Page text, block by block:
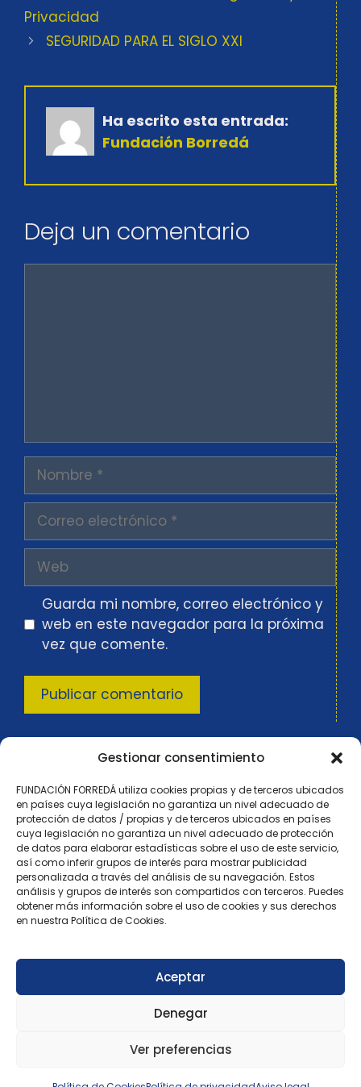
Gestionar consentimiento
FUNDACIÓN FORREDÁ utiliza cookies propias y de terceros ubicados
en países cuya legislación no garantiza un nivel adecuado de
protección de datos / propias y de terceros ubicados en países
cuya legislación no garantiza un nivel adecuado de protección
de datos para elaborar estadísticas sobre el uso de este servicio,
así como inferir grupos de interés para mostrar publicidad
personalizada a través del análisis de su navegación. Estos
análisis y grupos de interés son compartidos con terceros. Puedes
obtener más información sobre el uso de cookies y sus derechos
en nuestra Política de Cookies.
Aceptar
Denegar
Ver preferencias
Privacidad
SEGURIDAD PARA EL SIGLO XXI
Ha escrito esta entrada:
Fundación Borredá
Deja un comentario
Nombre
Correo
electrónico
Web
Guarda mi nombre, correo electrónico y
web en este navegador para la próxima
vez que comente.
Registro de Fundaciones nº 1.461
(Orden ECD/1304/2012 de 16 abril, BOE nº 118)
fundacionborreda@fundacionborreda.org
914 02 96 07
Política de privacidad
Política de cookies